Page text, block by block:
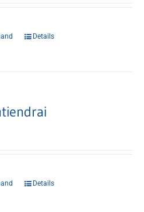
Details
Details